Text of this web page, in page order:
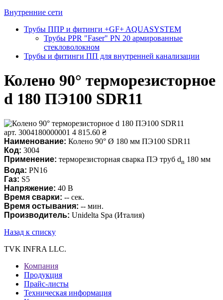
Внутренние сети
Трубы ППР и фитинги +GF+ AQUASYSTEM
Трубы PPR "Faser" PN 20 армированные
стекловолокном
Трубы и фитинги ПП для внутренней канализации
Колено 90° терморезисторное
d 180 ПЭ100 SDR11
арт. 3004180000001 4 815.60 ₴
Наименование: Колено 90° Ø 180 мм ПЭ100 SDR11
Код: 3004
Применение: терморезисторная сварка ПЭ труб dn 180 мм
Вода: PN16
Газ: S5
Напряжение: 40 В
Время сварки: -- сек.
Время остывания: -- мин.
Производитель: Unidelta Spa (Италия)
Назад к списку
TVK INFRA LLC.
Компания
Продукция
Прайс-листы
Техническая информация